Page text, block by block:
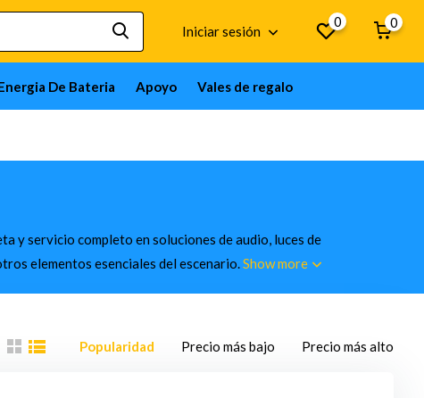
Iniciar sesión
0 0
De Bateria Apoyo Vales de regalo
y servicio completo en soluciones de audio, luces de
elementos esenciales del escenario.Show more
Popularidad Precio más bajo Precio más alto